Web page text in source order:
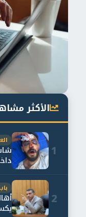
الأكثر
1
2